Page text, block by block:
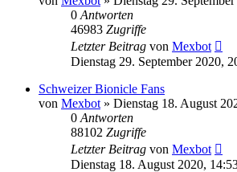
0 Antworten
46983 Zugriffe
Letzter Beitrag von Mexbot
Dienstag 29. September 2020,
Schweizer Bionicle Fans
von Mexbot » Dienstag 18. August
0 Antworten
88102 Zugriffe
Letzter Beitrag von Mexbot
Dienstag 18. August 2020,